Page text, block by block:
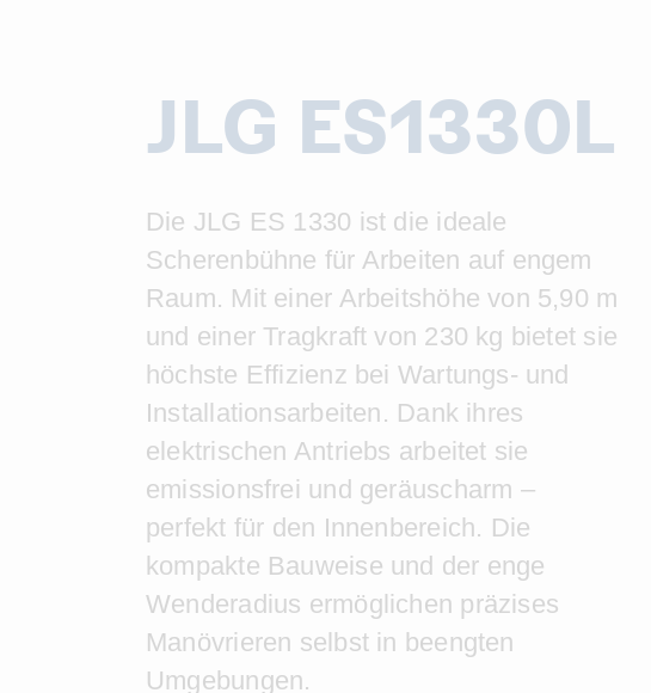
JLG ES1330L
Die JLG ES 1330 ist die ideale
Scherenbühne für Arbeiten auf engem
Raum. Mit einer Arbeitshöhe von 5,90 m
und einer Tragkraft von 230 kg bietet sie
höchste Effizienz bei Wartungs- und
Installationsarbeiten. Dank ihres
elektrischen Antriebs arbeitet sie
emissionsfrei und geräuscharm –
perfekt für den Innenbereich. Die
kompakte Bauweise und der enge
Wenderadius ermöglichen präzises
Manövrieren selbst in beengten
Umgebungen.